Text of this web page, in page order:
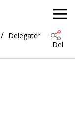
Delegater
Del